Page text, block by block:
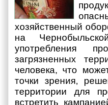
хозяйственный
на
употребления
загрязненных
человека, что
точки зрения,
территории для
встретить